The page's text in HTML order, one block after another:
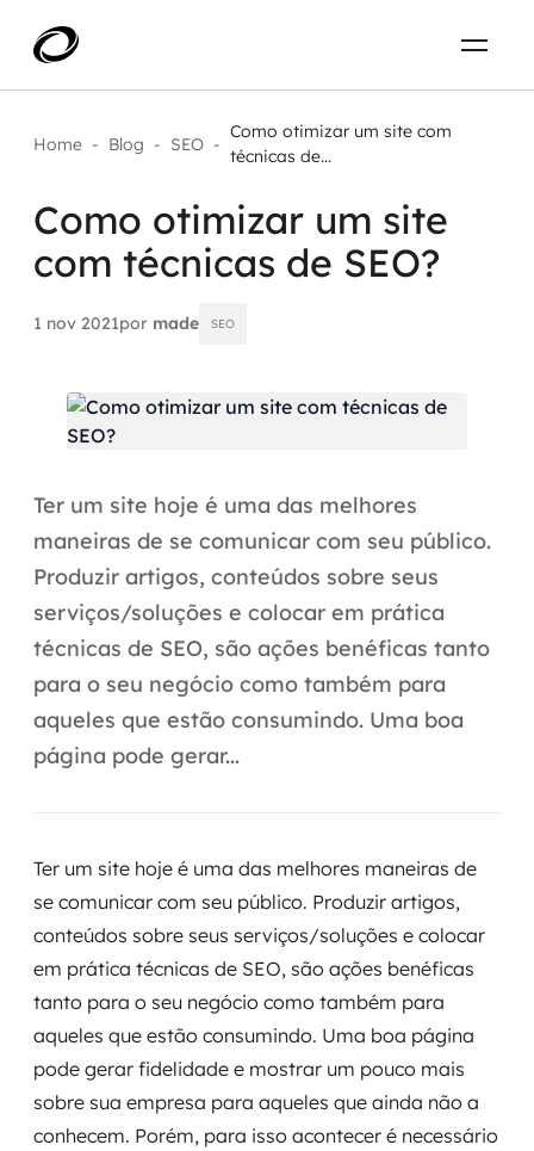
Aplicar IA com impacto real
AI / Machine Learning
Agentes de IA
Automação inteligente
Integração de IA
RPA e hiperautomação
AI Day
Transformar dados em decisão
Engenharia de dados
Data Platforms
Business Intelligence
Data Lakes & Warehouses
Governança de dados
Projetos
Home - Blog - SEO -
Como otimizar um site com
técnicas de...
Como otimizar um site
com técnicas de SEO?
1 nov 2021por made SEO
Ter um site hoje é uma das melhores
maneiras de se comunicar com seu público.
Produzir artigos, conteúdos sobre seus
serviços/soluções e colocar em prática
técnicas de SEO, são ações benéficas tanto
para o seu negócio como também para
aqueles que estão consumindo. Uma boa
página pode gerar...
Ter um site hoje é uma das melhores maneiras de
se comunicar com seu público. Produzir artigos,
conteúdos sobre seus serviços/soluções e colocar
em prática técnicas de SEO, são ações benéficas
tanto para o seu negócio como também para
aqueles que estão consumindo. Uma boa página
pode gerar fidelidade e mostrar um pouco mais
sobre sua empresa para aqueles que ainda não a
conhecem. Porém, para isso acontecer é necessário